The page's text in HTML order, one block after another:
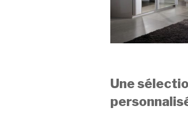
Une